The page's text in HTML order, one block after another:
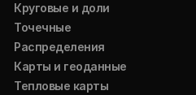
Круговые и доли
Точечные
Распределения
Карты и геоданные
Тепловые карты